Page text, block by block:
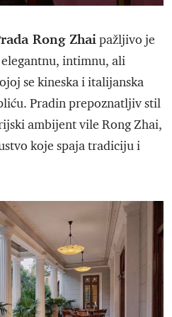
Rong Zhai pažljivo je
intimnu, ali
se kineska i italijanska
Pradin prepoznatljiv stil
ambijent vile Rong Zhai,
koje spaja tradiciju i